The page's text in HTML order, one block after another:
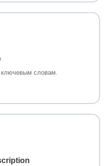
ключевым словам.